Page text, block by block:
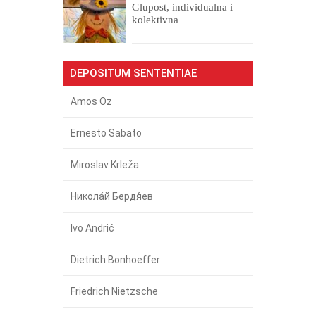
Glupost, individualna i
kolektivna
DEPOSITUM SENTENTIAE
Amos Oz
Ernesto Sabato
Miroslav Krleža
Никола́й Бердя́ев
Ivo Andrić
Dietrich Bonhoeffer
Friedrich Nietzsche